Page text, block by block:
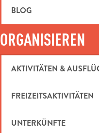
BLOG
ORGANISIEREN
AKTIVITÄTEN &
FREIZEITSAKTIVITÄTEN
UNTERKÜNFTE